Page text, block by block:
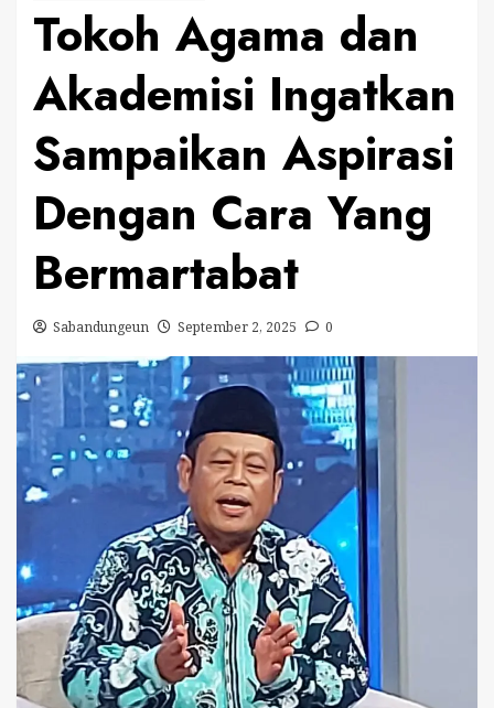
Tokoh Agama dan
Akademisi Ingatkan
Sampaikan Aspirasi
Dengan Cara Yang
Bermartabat
Sabandungeun September 2, 2025 0